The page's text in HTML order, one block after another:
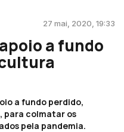
27 mai, 2020, 19:33
a fundo
a fundo perdido,
para colmatar os
pela pandemia.